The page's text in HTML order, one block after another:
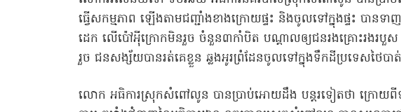
ធ្វើសកម្មភាព ឡើងតាមជញ្ជាំងខាងក្រោយផ្ទះ និងចូលទៅក្នុងផ្ទះ បាន
ដេក លើប៉ៅអ៉ីក្រោកមិនរួច ចំនួន៣កាំបិត បណ្តាលឲ្យជនរងគ្រោះរងរបួស មុ
រួច ជនសង្ស័យបានរត់គេខ្លួន ឆ្លងអូរព្រំដែនចូលទៅក្នុងទឹកដីប្រទេសថៃបា
លោក អធិការស្រុកសំពៅលូន បានប្រាប់អោយដឹង បន្តរទៀតថា ក្រោយ